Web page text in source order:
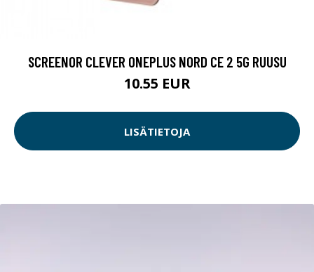
SCREENOR CLEVER ONEPLUS NORD CE 2 5G RUUSU
10.55 EUR
LISÄTIETOJA